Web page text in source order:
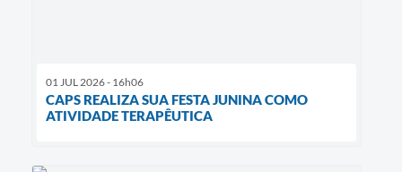
01 JUL 2026 - 16h06
CAPS REALIZA SUA FESTA JUNINA COMO
ATIVIDADE TERAPÊUTICA